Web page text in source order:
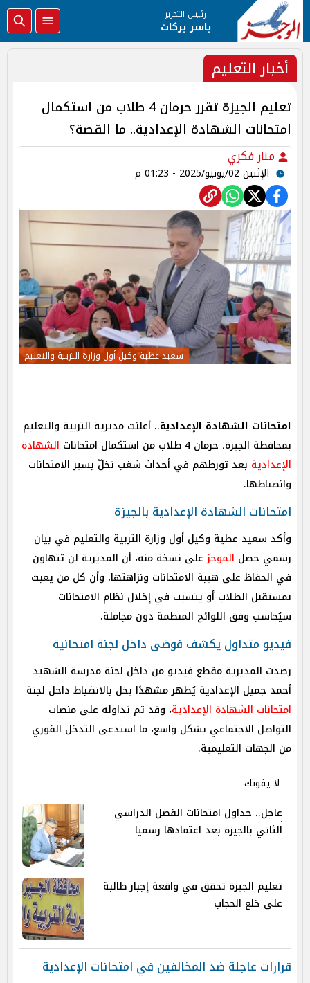
رئيس التحرير
ياسر بركات
أخبار التعليم
تعليم الجيزة تقرر حرمان 4 طلاب من استكمال
امتحانات الشهادة الإعدادية.. ما القصة؟
منار فكري
الإثنين 02/يونيو/2025 - 01:23 م
سعيد عطية وكيل أول وزارة التربية والتعليم
امتحانات الشهادة الإعدادية.. أعلنت مديرية التربية والتعليم
بمحافظة الجيزة، حرمان 4 طلاب من استكمال امتحانات
الشهادة
الإعدادية بعد تورطهم في أحداث شغب تخلّ بسير الامتحانات
وانضباطها.
امتحانات الشهادة الإعدادية بالجيزة
وأكد سعيد عطية وكيل أول وزارة التربية والتعليم في بيان
رسمي حصل الموجزعلى نسخة منه، أن المديرية لن تتهاون
في الحفاظ على هيبة الامتحانات ونزاهتها، وأن كل من يعبث
بمستقبل الطلاب أو يتسبب في إخلال نظام الامتحانات
سيُحاسب وفق اللوائح المنظمة دون مجاملة.
فيديو متداول يكشف فوضى داخل لجنة امتحانية
رصدت المديرية مقطع فيديو من داخل لجنة مدرسة الشهيد
أحمد جميل الإعدادية يُظهر مشهدًا يخل بالانضباط داخل لجنة
امتحانات الشهادة الإعدادية، وقد تم تداوله على منصات
التواصل الاجتماعي بشكل واسع، ما استدعى التدخل الفوري
من الجهات التعليمية.
لا يفوتك
عاجل.. جداول امتحانات الفصل الدراسي
الثاني بالجيزة بعد اعتمادها رسميا
تعليم الجيزة تحقق في واقعة إجبار طالبة
على خلع الحجاب
قرارات عاجلة ضد المخالفين في امتحانات الإعدادية